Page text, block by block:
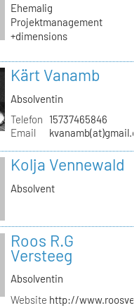
Ehemalig
Projektmanagement
+dimensions
Kärt Vanamb
Absolventin
Telefon
15737465846
Email
Kolja Vennewald
Absolvent
Roos R.G
Versteeg
Absolventin
Website http://